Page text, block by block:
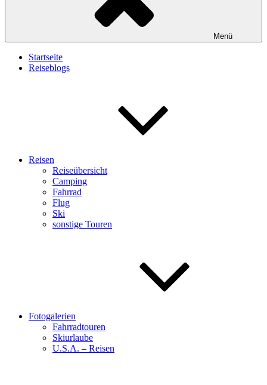
Menü
Startseite
Reiseblogs
Reisen
Reiseübersicht
Camping
Fahrrad
Flug
Ski
sonstige Touren
Fotogalerien
Fahrradtouren
Skiurlaube
U.S.A. – Reisen